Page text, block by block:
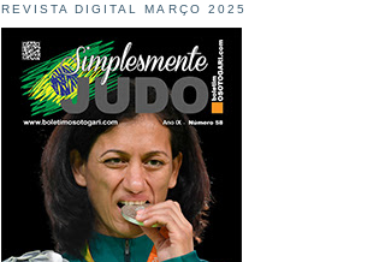
REVISTA DIGITAL MARÇO 2025